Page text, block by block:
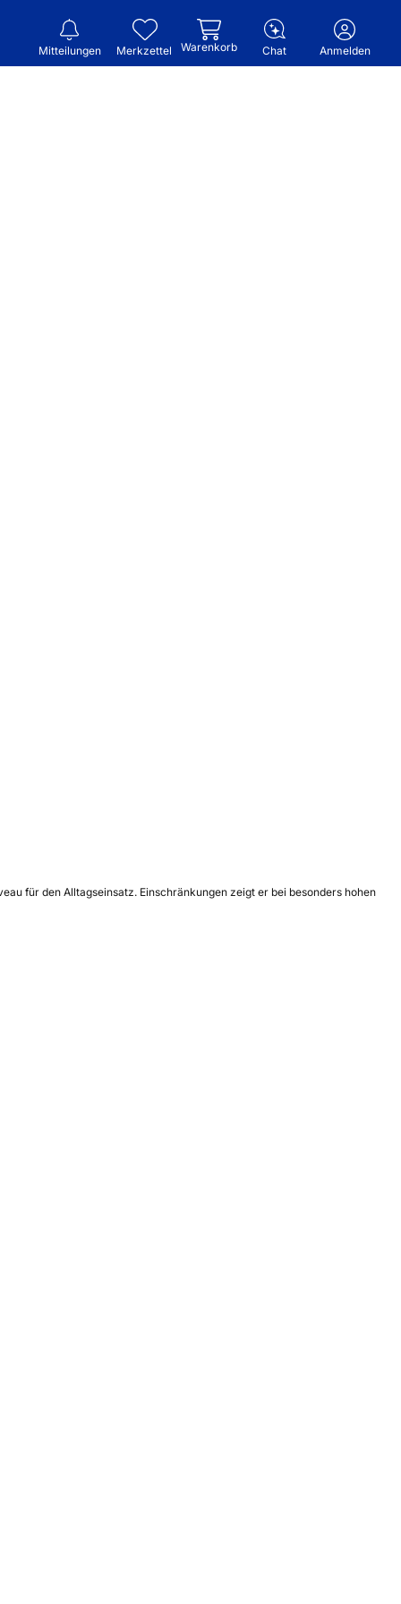
Mitteilungen Merkzettel Warenkorb Chat Anmelden
für den Alltagseinsatz. Einschränkungen zeigt er bei besonders hohen